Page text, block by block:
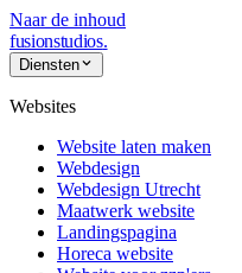
Naar de inhoud
fusionstudios.
Diensten
Websites
Website laten maken
Webdesign
Webdesign Utrecht
Maatwerk website
Landingspagina
Horeca website